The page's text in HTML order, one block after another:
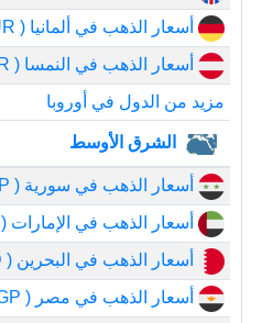
أسعار الذهب في ألمانيا ( EUR)
أسعار الذهب في النمسا ( EUR)
مزيد من الدول في أوروبا
الشرق الأوسط
أسعار الذهب في سورية ( SYP)
أسعار الذهب في الإمارات ( AED)
أسعار الذهب في البحرين ( BHD)
أسعار الذهب في مصر ( EGP)